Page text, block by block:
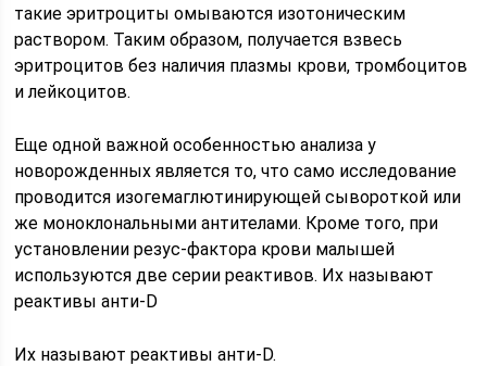
такие эритроциты омываются изотоническим
раствором. Таким образом, получается взвесь
эритроцитов без наличия плазмы крови, тромбоцитов
и лейкоцитов.
Еще одной важной особенностью анализа у
новорожденных является то, что само исследование
проводится изогемаглютинирующей сывороткой или
же моноклональными антителами. Кроме того, при
установлении резус-фактора крови малышей
используются две серии реактивов. Их называют
реактивы анти-D
Их называют реактивы анти-D.